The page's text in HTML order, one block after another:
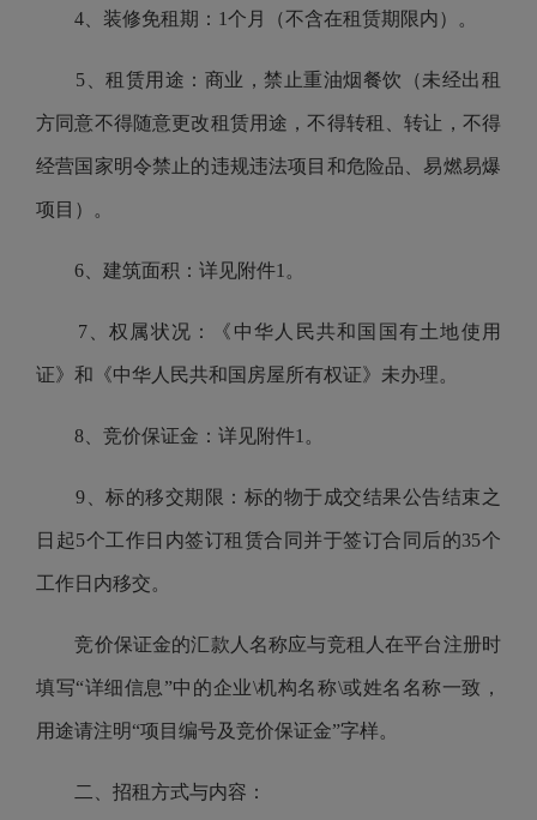
4、装修免租期：1个月（不含在租赁期限内）。
5、租赁用途：商业，禁止重油烟餐饮（未经出租
方同意不得随意更改租赁用途，不得转租、转让，不得
经营国家明令禁止的违规违法项目和危险品、易燃易爆
项目）。
6、建筑面积：详见附件1。
7、权属状况：《中华人民共和国国有土地使用
证》和《中华人民共和国房屋所有权证》未办理。
8、竞价保证金：详见附件1。
9、标的移交期限：标的物于成交结果公告结束之
日起5个工作日内签订租赁合同并于签订合同后的35个
工作日内移交。
竞价保证金的汇款人名称应与竞租人在平台注册时
填写“详细信息”中的企业\机构名称\或姓名名称一致，
用途请注明“项目编号及竞价保证金”字样。
二、招租方式与内容：